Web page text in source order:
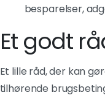
besparelser,
Et godt
Et lille råd, der kan
tilhørende